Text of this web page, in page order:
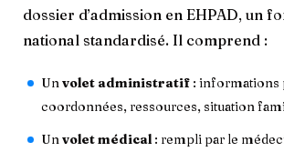
dossier d’admission en EHPAD, un
national standardisé. Il comprend :
Unvolet administratif : informations
coordonnées, ressources, situation
Unvolet médical : rempli par le